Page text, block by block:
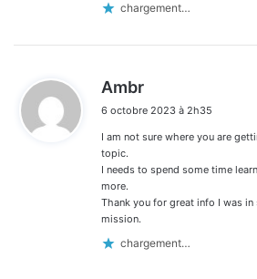
chargement…
Ambr
t
6 octobre 2023 à 2h35
I am not sure where you are
topic.
I needs to spend some time
more.
Thank you for great info I was
mission.
chargement…